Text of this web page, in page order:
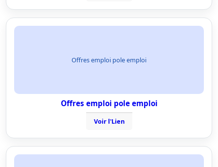
Offres emploi pole emploi
Offres emploi pole emploi
Voir l'Lien